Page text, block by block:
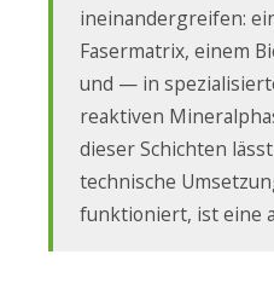
ineinandergreifen:
Fasermatrix, einem
und — in
reaktiven
dieser Schichten
technische
funktioniert, ist eine